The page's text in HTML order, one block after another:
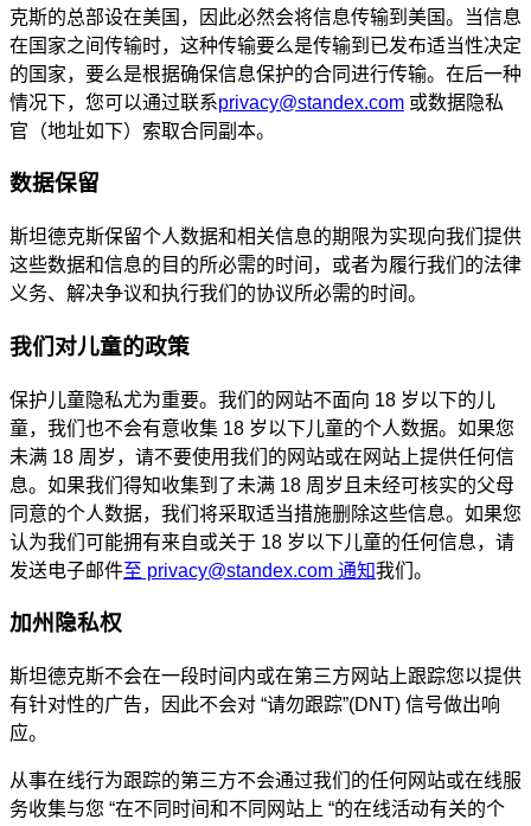
克斯的总部设在美国，因此必然会将信息传输到美国。当信息
在国家之间传输时，这种传输要么是传输到已发布适当性决定
的国家，要么是根据确保信息保护的合同进行传输。在后一种
情况下，您可以通过联系privacy@standex.com 或数据隐私
官（地址如下）索取合同副本。
数据保留
斯坦德克斯保留个人数据和相关信息的期限为实现向我们提供
这些数据和信息的目的所必需的时间，或者为履行我们的法律
义务、解决争议和执行我们的协议所必需的时间。
我们对儿童的政策
保护儿童隐私尤为重要。我们的网站不面向 18 岁以下的儿
童，我们也不会有意收集 18 岁以下儿童的个人数据。如果您
未满 18 周岁，请不要使用我们的网站或在网站上提供任何信
息。如果我们得知收集到了未满 18 周岁且未经可核实的父母
同意的个人数据，我们将采取适当措施删除这些信息。如果您
认为我们可能拥有来自或关于 18 岁以下儿童的任何信息，请
发送电子邮件至 privacy@standex.com 通知我们。
加州隐私权
斯坦德克斯不会在一段时间内或在第三方网站上跟踪您以提供
有针对性的广告，因此不会对 “请勿跟踪”(DNT) 信号做出响
应。
从事在线行为跟踪的第三方不会通过我们的任何网站或在线服
务收集与您 “在不同时间和不同网站上 “的在线活动有关的个